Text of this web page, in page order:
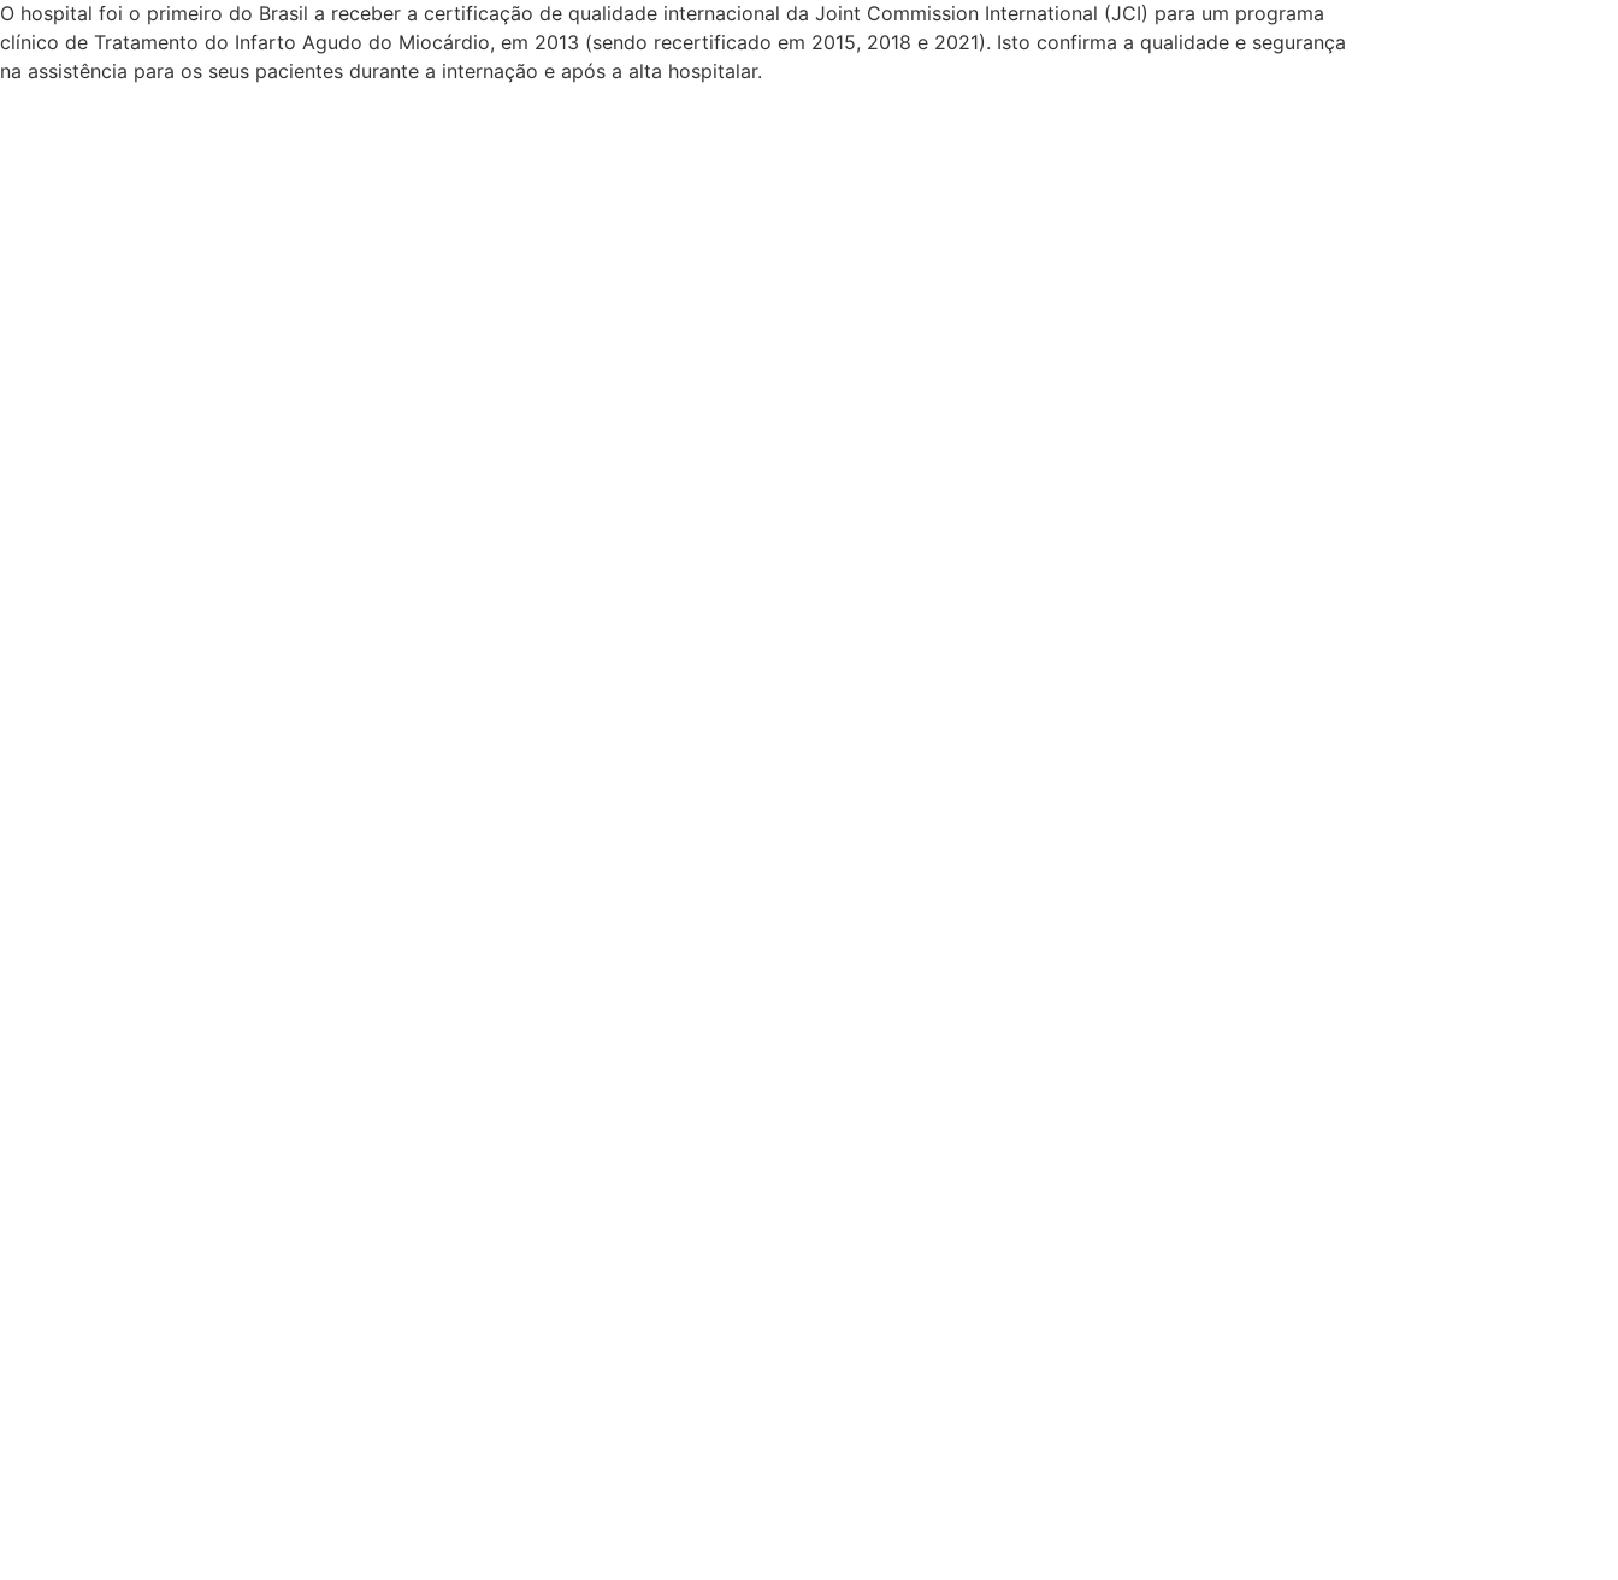
O hospital foi o primeiro do Brasil a receber a certificação de qualidade internacional da Joint Commission International (JCI) para um programa
clínico de Tratamento do Infarto Agudo do Miocárdio, em 2013 (sendo recertificado em 2015, 2018 e 2021). Isto confirma a qualidade e segurança
na assistência para os seus pacientes durante a internação e após a alta hospitalar.